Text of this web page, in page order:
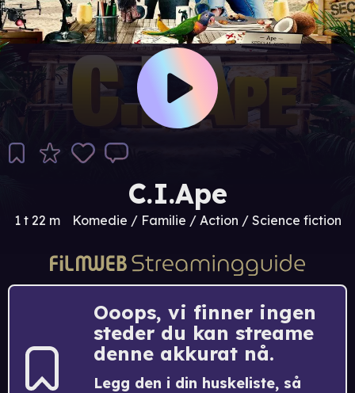
C.I.Ape
1 t 22 m Komedie / Familie / Action / Science fiction
Ooops, vi finner ingen
steder du kan streame
denne akkurat nå.
Legg den i din huskeliste, så